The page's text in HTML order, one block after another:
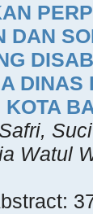
DAN
DINAS
Watul